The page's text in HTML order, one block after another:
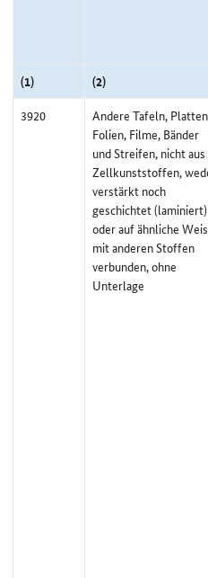
(1)
(2)
3920
Andere Tafeln,
Folien, Filme, Bänder
und Streifen, nicht aus
Zellkunststoffen,
verstärkt noch
geschichtet (laminiert)
oder auf ähnliche
mit anderen Stoffen
verbunden, ohne
Unterlage